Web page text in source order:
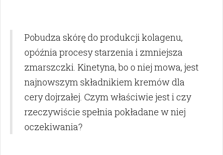
Pobudza skórę do produkcji kolagenu,
opóźnia procesy starzenia i zmniejsza
zmarszczki. Kinetyna, bo o niej mowa, jest
najnowszym składnikiem kremów dla
cery dojrzałej. Czym właściwie jest i czy
rzeczywiście spełnia pokładane w niej
oczekiwania?